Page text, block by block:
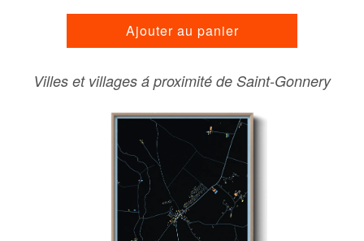
Ajouter au panier
Villes et villages á proximité de Saint-Gonnery